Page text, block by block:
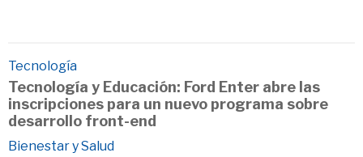
Tecnología
Tecnología y Educación: Ford Enter abre las
inscripciones para un nuevo programa sobre
desarrollo front-end
Bienestar y Salud